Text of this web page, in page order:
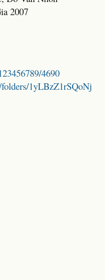
2007
4690
1yLBzZ1rSQoNj